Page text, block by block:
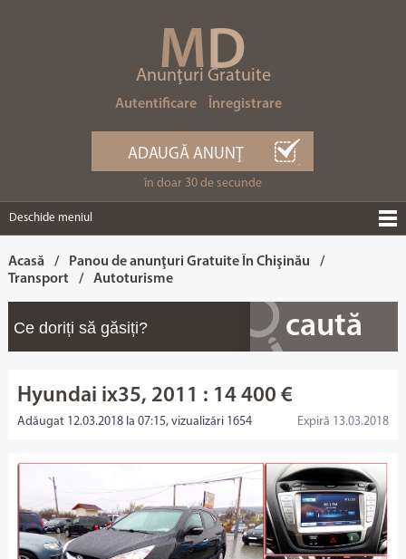
MD
Anunţuri Gratuite
Autentificare Înregistrare
ADAUGĂ ANUNŢ
în doar 30 de secunde
Deschide meniul
Acasă / Panou de anunţuri Gratuite În Chişinău
/
Transport
/ Autoturisme
Hyundai ix35, 2011 : 14 400 €
Adăugat 12.03.2018 la 07:15, vizualizări 1654 Expiră 13.03.2018